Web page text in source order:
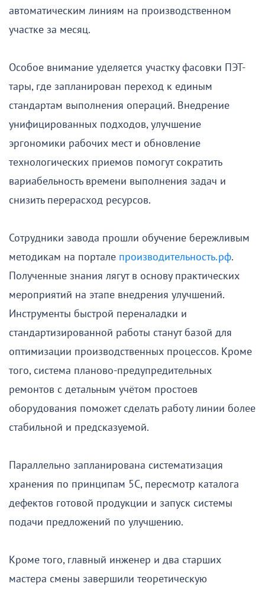
автоматическим линиям на производственном
участке за месяц.
Особое внимание уделяется участку фасовки ПЭТ-
тары, где запланирован переход к единым
стандартам выполнения операций. Внедрение
унифицированных подходов, улучшение
эргономики рабочих мест и обновление
технологических приемов помогут сократить
вариабельность времени выполнения задач и
снизить перерасход ресурсов.
Сотрудники завода прошли обучение бережливым
методикам на портале производительность.рф.
Полученные знания лягут в основу практических
мероприятий на этапе внедрения улучшений.
Инструменты быстрой переналадки и
стандартизированной работы станут базой для
оптимизации производственных процессов. Кроме
того, система планово-предупредительных
ремонтов с детальным учётом простоев
оборудования поможет сделать работу линии более
стабильной и предсказуемой.
Параллельно запланирована систематизация
хранения по принципам 5С, пересмотр каталога
дефектов готовой продукции и запуск системы
подачи предложений по улучшению.
Кроме того, главный инженер и два старших
мастера смены завершили теоретическую